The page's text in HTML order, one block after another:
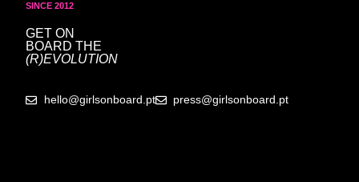
SINCE 2012
GET ON
BOARD THE
(R)EVOLUTION
hello@girlsonboard.pt press@girlsonboard.pt